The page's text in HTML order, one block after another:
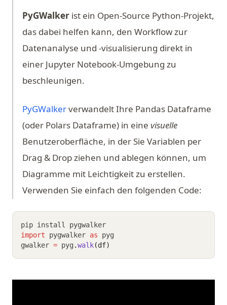
PyGWalkerist ein Open-Source Python-Projekt,
das dabei helfen kann, den Workflow zur
Datenanalyse und -visualisierung direkt in
einer Jupyter Notebook-Umgebung zu
beschleunigen.
PyGWalker(opens in a new tab)
verwandelt Ihre Pandas Dataframe
(oder Polars Dataframe) in eine visuelle
Benutzeroberfläche, in der Sie Variablen per
Drag & Drop ziehen und ablegen können, um
Diagramme mit Leichtigkeit zu erstellen.
Verwenden Sie einfach den folgenden Code:
pip install pygwalker
import pygwalker as pyg
gwalker = pyg .walk(df)